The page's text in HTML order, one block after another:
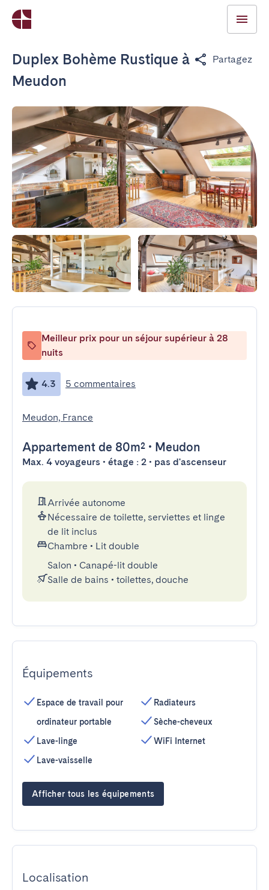
Duplex Bohème Rustique à
Meudon
Partagez
Meilleur prix pour un séjour supérieur à 28
nuits
4.3 5 commentaires
Meudon, France
Appartement de 80m² • Meudon
Max. 4 voyageurs • étage : 2 • pas d'ascenseur
Arrivée autonome
Nécessaire de toilette, serviettes et linge
de lit inclus
Chambre • Lit double
Salon • Canapé-lit double
Salle de bains • toilettes, douche
Équipements
Espace de travail pour
ordinateur portable
Lave-linge
Lave-vaisselle
Radiateurs
Sèche-cheveux
WiFi Internet
Afficher tous les équipements
Localisation